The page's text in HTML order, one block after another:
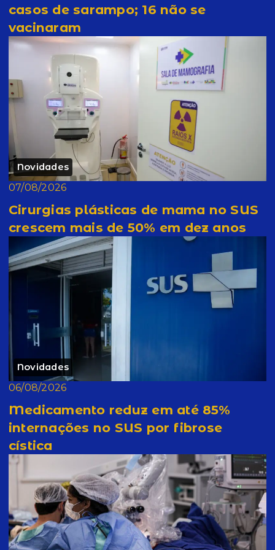
casos de sarampo; 16 não se
vacinaram
Novidades
07/08/2026
Cirurgias plásticas de mama no SUS
crescem mais de 50% em dez anos
Novidades
06/08/2026
Medicamento reduz em até 85%
internações no SUS por fibrose
cística